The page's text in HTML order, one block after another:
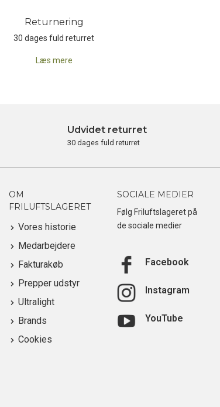
Returnering
30 dages fuld returret
Læs mere
Udvidet returret
30 dages fuld returret
OM
FRILUFTSLAGERET
Vores historie
Medarbejdere
Fakturakøb
Prepper udstyr
Ultralight
Brands
Cookies
SOCIALE MEDIER
Følg Friluftslageret på
de sociale medier
Facebook
Instagram
YouTube